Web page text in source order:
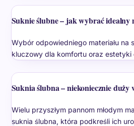
Suknie ślubne – jak wybrać idealny
Wybór odpowiedniego materiału na
kluczowy dla komfortu oraz estetyki
Suknia ślubna – niekoniecznie duży
Wielu przyszłym pannom młodym
suknia ślubna, która podkreśli ich